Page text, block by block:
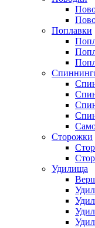
Поплавки
Сторожки
Удилища